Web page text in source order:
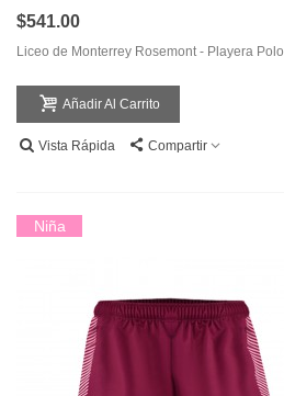
$541.00
Liceo de Monterrey Rosemont - Playera Polo
Añadir Al Carrito
Vista Rápida Compartir
Niña